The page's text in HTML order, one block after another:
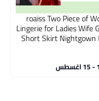
roaiss Two Piece of
Lingerie for Ladies Wife
Short Skirt Nightgown